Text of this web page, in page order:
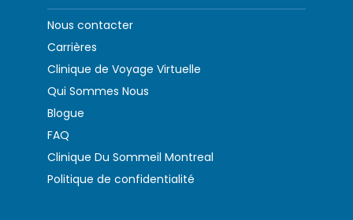
Nous contacter
Carrières
Clinique de Voyage Virtuelle
Qui Sommes Nous
Blogue
FAQ
Clinique Du Sommeil Montreal
Politique de confidentialité